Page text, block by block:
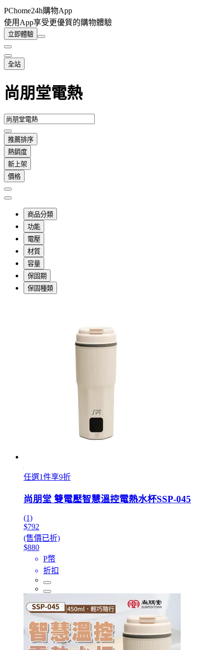
PChome24h購物App
使用App享受更優質的購物體驗
立即體驗
全站
尚朋堂電熱
推薦排序
熱銷度
新上架
價格
商品分類
功能
電壓
材質
容量
保固期
保固種類
任選1件享9折
尚朋堂 雙電壓智慧溫控電熱水杯SSP-045
(1)
$792
(售價已折)
$880
P幣
折扣